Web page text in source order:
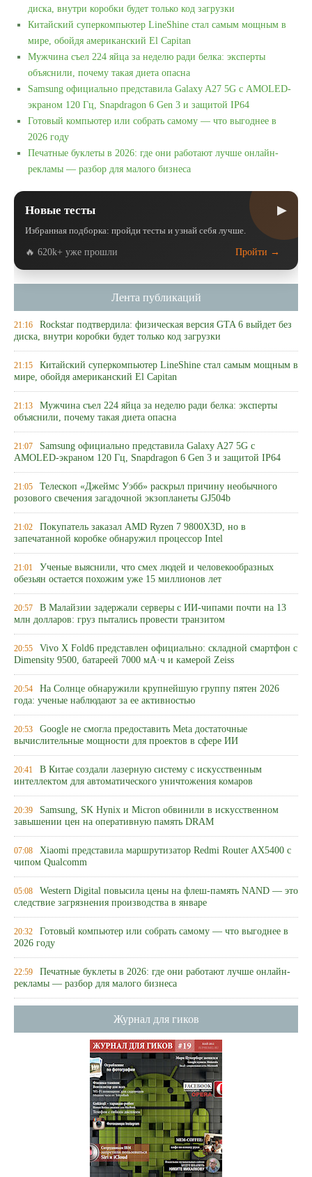
диска, внутри коробки будет только код загрузки
Китайский суперкомпьютер LineShine стал самым мощным в
мире, обойдя американский El Capitan
Мужчина съел 224 яйца за неделю ради белка: эксперты
объяснили, почему такая диета опасна
Samsung официально представила Galaxy A27 5G с AMOLED-
экраном 120 Гц, Snapdragon 6 Gen 3 и защитой IP64
Готовый компьютер или собрать самому — что выгоднее в
2026 году
Печатные буклеты в 2026: где они работают лучше онлайн-
рекламы — разбор для малого бизнеса
Новые тесты ▶
Избранная подборка: пройди тесты и узнай себя лучше.
🔥 620k+ уже прошли Пройти →
Лента публикаций
21:16 Rockstar подтвердила: физическая версия GTA 6 выйдет без
диска, внутри коробки будет только код загрузки
21:15 Китайский суперкомпьютер LineShine стал самым мощным в
мире, обойдя американский El Capitan
21:13 Мужчина съел 224 яйца за неделю ради белка: эксперты
объяснили, почему такая диета опасна
21:07 Samsung официально представила Galaxy A27 5G с
AMOLED-экраном 120 Гц, Snapdragon 6 Gen 3 и защитой IP64
21:05 Телескоп «Джеймс Уэбб» раскрыл причину необычного
розового свечения загадочной экзопланеты GJ504b
21:02 Покупатель заказал AMD Ryzen 7 9800X3D, но в
запечатанной коробке обнаружил процессор Intel
21:01 Ученые выяснили, что смех людей и человекообразных
обезьян остается похожим уже 15 миллионов лет
20:57 В Малайзии задержали серверы с ИИ-чипами почти на 13
млн долларов: груз пытались провести транзитом
20:55 Vivo X Fold6 представлен официально: складной смартфон с
Dimensity 9500, батареей 7000 мА·ч и камерой Zeiss
20:54 На Солнце обнаружили крупнейшую группу пятен 2026
года: ученые наблюдают за ее активностью
20:53 Google не смогла предоставить Meta достаточные
вычислительные мощности для проектов в сфере ИИ
20:41 В Китае создали лазерную систему с искусственным
интеллектом для автоматического уничтожения комаров
20:39 Samsung, SK Hynix и Micron обвинили в искусственном
завышении цен на оперативную память DRAM
07:08 Xiaomi представила маршрутизатор Redmi Router AX5400 с
чипом Qualcomm
05:08 Western Digital повысила цены на флеш-память NAND — это
следствие загрязнения производства в январе
20:32 Готовый компьютер или собрать самому — что выгоднее в
2026 году
22:59 Печатные буклеты в 2026: где они работают лучше онлайн-
рекламы — разбор для малого бизнеса
Журнал для гиков